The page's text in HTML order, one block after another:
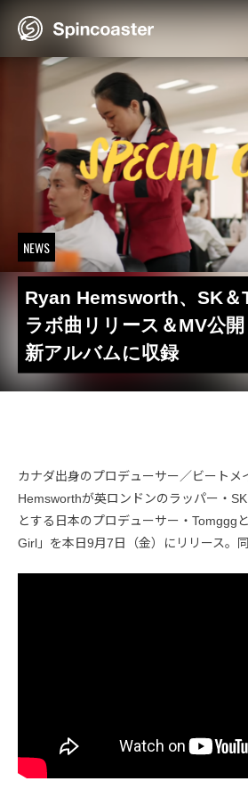
NEWS
Ryan Hemsworth、SK＆
ラボ曲リリース＆MV公
新アルバムに収録
カナダ出身のプロデューサー／ビートメ
Hemsworthが英ロンドンのラッパー・
とする日本のプロデューサー・Tomggg
Girl」を本日9月7日（金）にリリース。